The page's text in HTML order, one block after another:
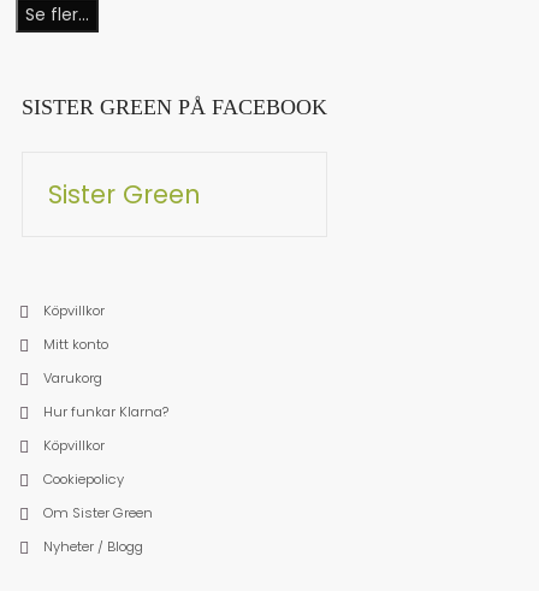
Se fler...
SISTER GREEN PÅ FACEBOOK
Sister Green
Köpvillkor
Mitt konto
Varukorg
Hur funkar Klarna?
Köpvillkor
Cookiepolicy
Om Sister Green
Nyheter / Blogg